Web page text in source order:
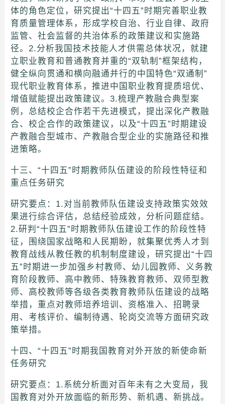
体的角色定位，研究提出“十四五”时期完善职业教
育质量管理体系，形成学校自治、行业自律、政府
监管、社会监督的共治体系的政策建议和实施路
径。2.分析我国技术技能人才供需总体状况，就建
立职业教育和普通教育并重的“双轨制”框架结构，
健全纵向贯通和横向融通并行的中国特色“双通制”
现代职业教育体系，推进中国职业教育提质培优、
增值赋能提出政策建议。3.梳理产教融合典型案
例，总结校企合作若干先进模式，提出深化产教融
合、校企合作的政策建议，以及“十四五”时期建设
产教融合型城市、产教融合型企业的实施路径和推
进策略。
十三、“十四五”时期教师队伍建设的阶段性特征和
重点任务研究
研究要点：1.对当前教师队伍建设支持政策实效效
果进行综合评估，总结经验成效，分析问题症结。
2.研判“十四五”时期教师队伍建设工作的阶段性特
征，围绕国家战略和人民期盼，就集聚优秀人才到
教育战线从教任教的机制制度建设，研究提出“十四
五”时期进一步加强乡村教师、幼儿园教师、义务教
育阶段教师、高中教师、特殊教育教师、双师型教
师、高校教师等各级各类教育教师队伍建设的战略
举措，重点对教师培养培训、资格准入、招聘录
用、考核评价、编制待遇、轮岗交流等方面研究政
策举措。
十四、“十四五”时期我国教育对外开放的新使命新
任务研究
研究要点：1.系统分析面对百年未有之大变局，我
国教育对外开放面临的新形势、新机遇、新挑战。